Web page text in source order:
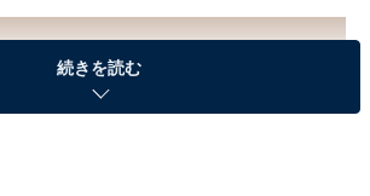
続きを読む